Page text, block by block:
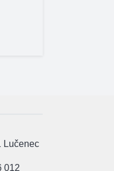
Lučenec
012